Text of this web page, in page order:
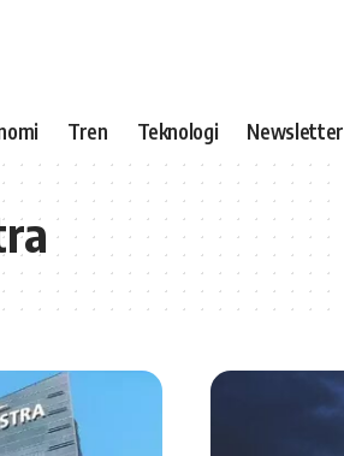
Tren Teknologi Newsletter